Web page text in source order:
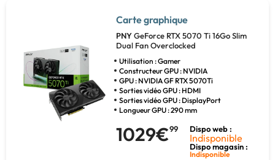
Carte graphique
PNYGeForce RTX 5070 Ti 16Go Slim
Dual Fan Overclocked
Utilisation : Gamer
Constructeur GPU : NVIDIA
GPU : NVIDIA GF RTX 5070Ti
Sorties vidéo GPU : HDMI
Sorties vidéo GPU : DisplayPort
Longueur GPU : 290 mm
1029€99 Dispo web :
Indisponible
Dispo magasin :
Indisponible